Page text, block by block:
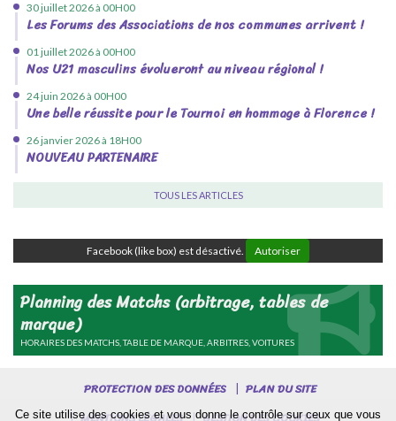
30 juillet 2026 à 00H00
Les Forums des Associations de nos communes arrivent !
01 juillet 2026 à 00H00
Nos U21 masculins évolueront au niveau régional !
24 juin 2026 à 00H00
Une belle réussite pour le Tournoi en hommage à Florence !
26 janvier 2026 à 18H00
NOUVEAU PARTENAIRE
TOUS LES ARTICLES
Facebook (like box) est désactivé. Autoriser
Planning des Matchs (arbitrage, tables de
marque)
HORAIRES DES MATCHS, TABLE DE MARQUE, ARBITRES, VOITURES
PROTECTION DES DONNÉES
PLAN DU SITE
Ce site utilise des cookies et vous donne le contrôle sur ceux que vous